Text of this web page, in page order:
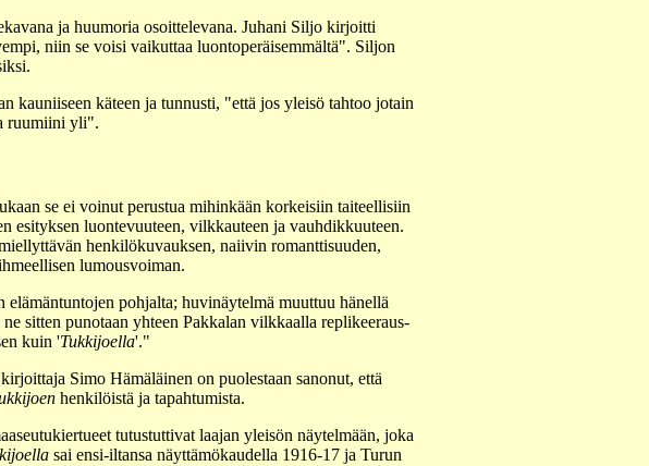
ja huumoria osoittelevana. Juhani Siljo kirjoitti
niin se voisi vaikuttaa luontoperäisemmältä". Siljon
käteen ja tunnusti, "että jos yleisö tahtoo jotain
ruumiini yli".
se ei voinut perustua mihinkään korkeisiin taiteellisiin
esityksen luontevuuteen, vilkkauteen ja vauhdikkuuteen.
henkilökuvauksen, naiivin romanttisuuden,
lumousvoiman.
pohjalta; huvinäytelmä muuttuu hänellä
sitten punotaan yhteen Pakkalan vilkkaalla replikeeraus-
kuin 'Tukkijoella'."
Simo Hämäläinen on puolestaan sanonut, että
henkilöistä ja tapahtumista.
tutustuttivat laajan yleisön näytelmään, joka
sai ensi-iltansa näyttämökaudella 1916-17 ja Turun